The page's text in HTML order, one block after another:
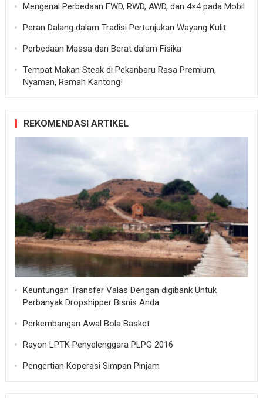
Mengenal Perbedaan FWD, RWD, AWD, dan 4×4 pada Mobil
Peran Dalang dalam Tradisi Pertunjukan Wayang Kulit
Perbedaan Massa dan Berat dalam Fisika
Tempat Makan Steak di Pekanbaru Rasa Premium,
Nyaman, Ramah Kantong!
REKOMENDASI ARTIKEL
Keuntungan Transfer Valas Dengan digibank Untuk
Perbanyak Dropshipper Bisnis Anda
Perkembangan Awal Bola Basket
Rayon LPTK Penyelenggara PLPG 2016
Pengertian Koperasi Simpan Pinjam